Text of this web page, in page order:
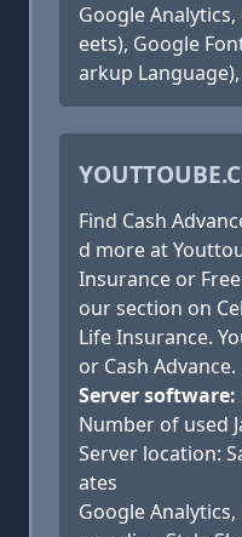
Google Analytics,
eets), Google
arkup
Find Cash
d more at
Insurance or
our section on
Life Insurance.
or Cash Advance.
Server
Number of used
Server location:
ates
Google Analytics,